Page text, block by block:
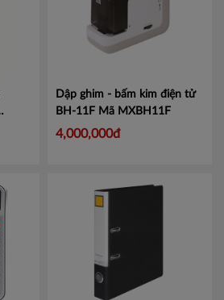
Dập ghim - bấm kim điện tử
BH-11F Mã MXBH11F
4,000,000đ